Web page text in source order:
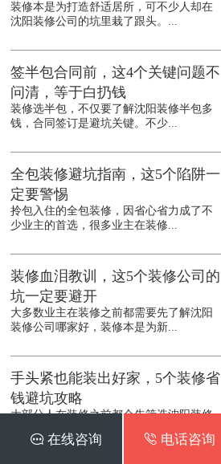
装修本是为打造舒适居所，可不少人却在
沈阳装修公司的坑里栽了跟头。...
签半包合同前，这4个关键问题不
问清，等于白扔钱
装修选半包，不仅要了解沈阳装修半包多
钱，合同签订是避坑关键。不少...
全包装修避坑指南，这5个陷阱一
定要警惕
拎包入住的全包装修，因省心省力成了不
少业主的首选，很多业主在装修...
装修血泪教训，这5个装修公司的
坑一定要避开
大多数业主在装修之前都需要先了解沈阳
装修公司哪家好，装修本是为新...
手头紧也能装出好家，5个装修省
钱避坑攻略
大部分人在装修之前都会先筛选沈阳装修
 在线咨询  电话咨询